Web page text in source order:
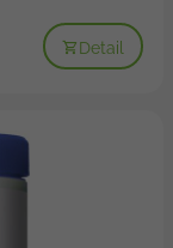
Detail